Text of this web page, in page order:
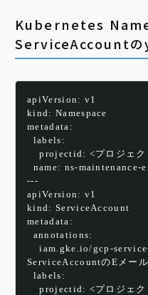
Kubernetes
ServiceAccountの
apiVersion: v1
kind: Namespace
metadata:
  labels:
projectid: <プロジェ
name: ns-maintenance-
---
apiVersion: v1
kind: ServiceAccount
metadata:
  annotations:
iam.gke.io/gcp-
ServiceAccountのEメー
  labels:
    projectid:
<プロジェ